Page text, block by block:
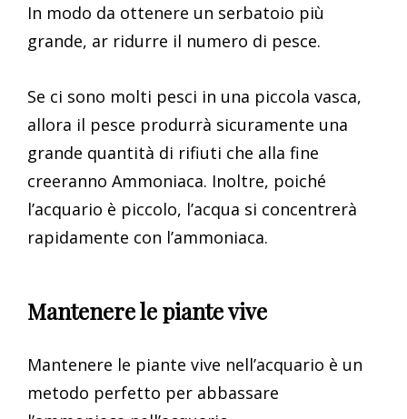
In modo da ottenere un serbatoio più
grande, ar ridurre il numero di pesce.
Se ci sono molti pesci in una piccola vasca,
allora il pesce produrrà sicuramente una
grande quantità di rifiuti che alla fine
creeranno Ammoniaca. Inoltre, poiché
l’acquario è piccolo, l’acqua si concentrerà
rapidamente con l’ammoniaca.
Mantenere le piante vive
Mantenere le piante vive nell’acquario è un
metodo perfetto per abbassare